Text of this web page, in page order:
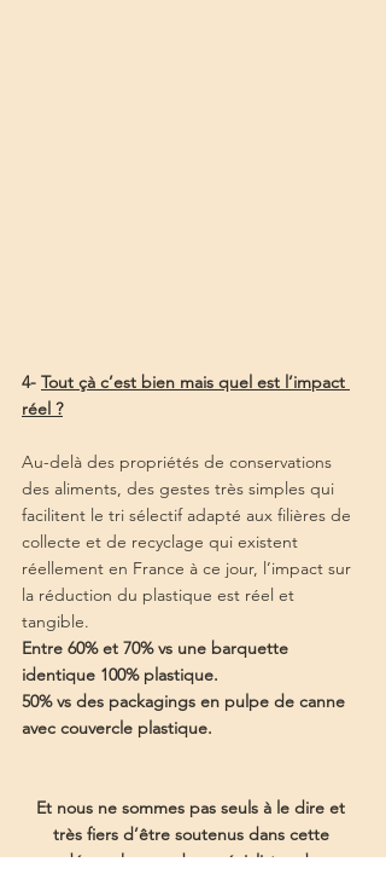
4- Tout çà c’est bien mais quel est l’impact
réel ?
Au-delà des propriétés de conservations
des aliments, des gestes très simples qui
facilitent le tri sélectif adapté aux filières de
collecte et de recyclage qui existent
réellement en France à ce jour, l’impact sur
la réduction du plastique est réel et
tangible.
Entre 60% et 70% vs une barquette
identique 100% plastique.
50% vs des packagings en pulpe de canne
avec couvercle plastique.
Et nous ne sommes pas seuls à le dire et
très fiers d’être soutenus dans cette
démarche par des spécialistes du